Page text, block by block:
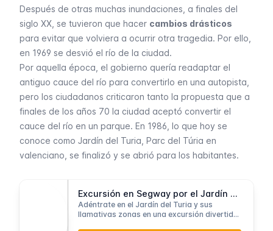
Después de otras muchas inundaciones, a finales del
siglo XX, se tuvieron que hacer cambios drásticos
para evitar que volviera a ocurrir otra tragedia. Por ello,
en 1969 se desvió el río de la ciudad.
Por aquella época, el gobierno quería readaptar el
antiguo cauce del río para convertirlo en una autopista,
pero los ciudadanos criticaron tanto la propuesta que a
finales de los años 70 la ciudad aceptó convertir el
cauce del río en un parque. En 1986, lo que hoy se
conoce como Jardín del Turia, Parc del Túria en
valenciano, se finalizó y se abrió para los habitantes.
Excursión en Segway por el Jardín del Turia
Adéntrate en el Jardín del Turia y sus
llamativas zonas en una excursión divertida